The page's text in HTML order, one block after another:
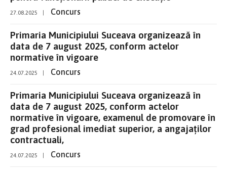
27.08.2025 Concurs
Primaria Municipiului Suceava organizează în
data de 7 august 2025, conform actelor
normative în vigoare
24.07.2025 Concurs
Primaria Municipiului Suceava organizează în
data de 7 august 2025, conform actelor
normative în vigoare, examenul de promovare în
grad profesional imediat superior, a angajaților
contractuali,
24.07.2025 Concurs